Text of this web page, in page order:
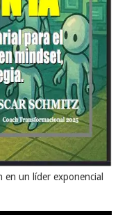
un líder exponencial